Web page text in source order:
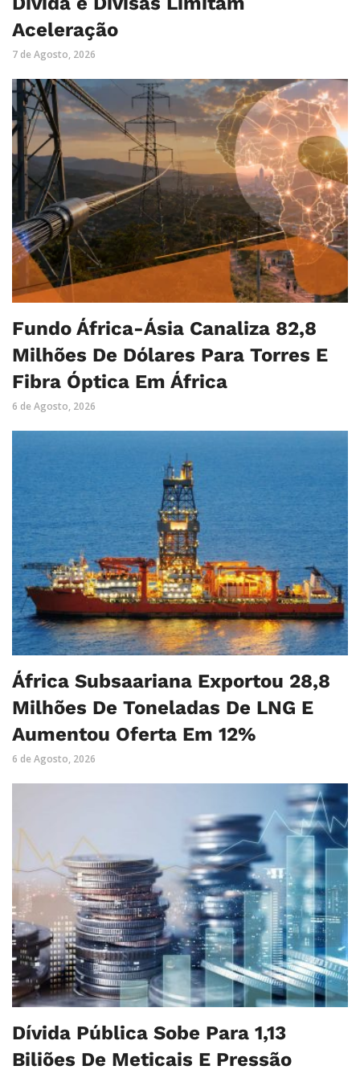
Aceleração
7 de Agosto, 2026
Fundo África-Ásia Canaliza 82,8
Milhões De Dólares Para Torres E
Fibra Óptica Em África
6 de Agosto, 2026
África Subsaariana Exportou 28,8
Milhões De Toneladas De LNG E
Aumentou Oferta Em 12%
6 de Agosto, 2026
Dívida Pública Sobe Para 1,13
Biliões De Meticais E Pressão